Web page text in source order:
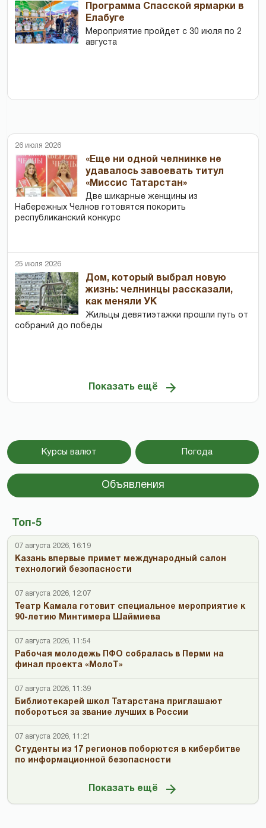
Программа Спасской ярмарки в
Елабуге
Мероприятие пройдет с 30 июля по 2
августа
26 июля 2026
«Еще ни одной челнинке не
удавалось завоевать титул
«Миссис Татарстан»
Две шикарные женщины из
Набережных Челнов готовятся покорить
республиканский конкурс
25 июля 2026
Дом, который выбрал новую
жизнь: челнинцы рассказали,
как меняли УК
Жильцы девятиэтажки прошли путь от
собраний до победы
Показать ещё
Курсы валют Погода
Объявления
Топ-5
07 августа 2026, 16:19
Казань впервые примет международный салон
технологий безопасности
07 августа 2026, 12:07
Театр Камала готовит специальное мероприятие к
90-летию Минтимера Шаймиева
07 августа 2026, 11:54
Рабочая молодежь ПФО собралась в Перми на
финал проекта «МолоТ»
07 августа 2026, 11:39
Библиотекарей школ Татарстана приглашают
побороться за звание лучших в России
07 августа 2026, 11:21
Студенты из 17 регионов поборются в кибербитве
по информационной безопасности
Показать ещё